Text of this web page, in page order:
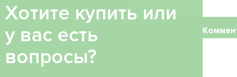
Хотите купить или
у вас есть
вопросы?